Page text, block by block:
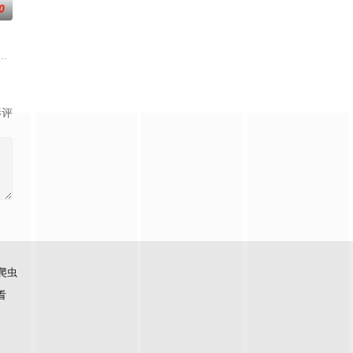
泡仍然坚持劳作。历尽艰辛的王玉芳与青梅竹马的
工作，就此结识了酒店经理章竹安（巫刚 饰）。之后，因为在酒店的工作
乐”（禾浩辰 饰）之间因网络相识而展开的关系。看似虚拟的情感，逐渐在
厂，他们拿出一块织有夜莺图案的和田地毯，要求找到失散在和田的另一
评
虫